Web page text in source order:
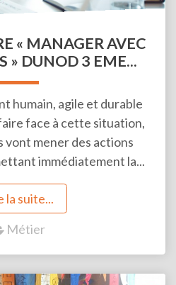
« MANAGER AVEC
» DUNOD 3 EME...
humain, agile et durable
face à cette situation,
vont mener des actions
immédiatement la...
la suite...
Métier